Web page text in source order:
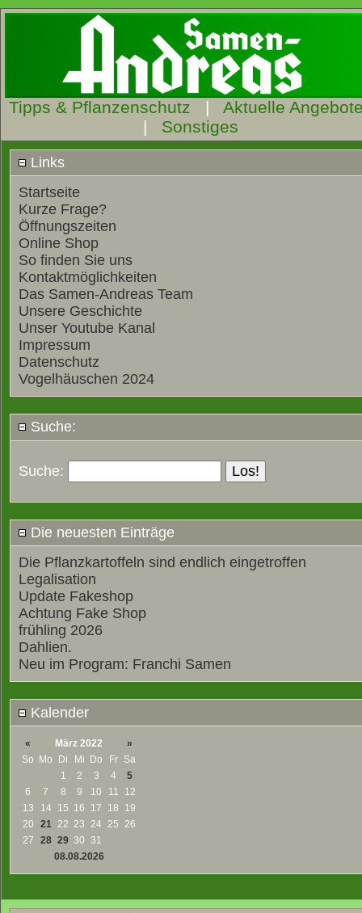
Tipps & Pflanzenschutz | Aktuelle
| Sonstiges
Links
Startseite
Kurze Frage?
Öffnungszeiten
Online Shop
So finden Sie uns
Kontaktmöglichkeiten
Das Samen-Andreas Team
Unsere Geschichte
Unser Youtube Kanal
Impressum
Datenschutz
Vogelhäuschen 2024
Suche:
Suche:
Die neuesten Einträge
Die Pflanzkartoffeln sind endlich eingetroffen
Legalisation
Update Fakeshop
Achtung Fake Shop
frühling 2026
Dahlien.
Neu im Program: Franchi Samen
Kalender
« März 2022
»
So Mo Di Mi Do Fr
Sa
1
2 3 4
5
6
7 8 9 10 11
12
13
14 15 16 17 18
19
20
21 22 23 24 25 26
27
28 29 30 31
08.08.2026